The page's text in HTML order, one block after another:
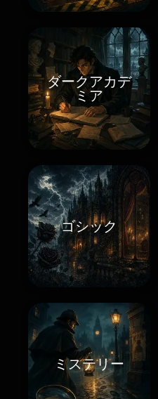
ダークアカデ
ミア
ゴシック
ミステリー